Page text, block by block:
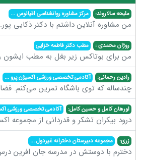
ملیحه سالاروند: مرکز مشاوره روانشناسی اقیانوس...
من مشاوره آنلاین داشتم با دکتر ذکایی
روژان محمدی : مطب دکتر فاطمه خزایی
من برای بوتاکس زیر بغل به مطب ایشون
رادین رحمانی: آکادمی تخصصی ورزشی اکسیژن پرو...
چندساله که توی باشگاه تمرین می‌کنم.
اورهان کامل و حسین کامل: آکادمی تخصصی ورزشی
درود بیکران تشکر و قدردانی از مجموعه
زری: مجموعه دبیرستان دخترانه غیردول...
دخترم با دوستش در مدرسه جان افرین